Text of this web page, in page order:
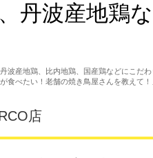
丹波産地鶏
波産地鶏、比内地鶏、国産鶏などにこ
食べたい！老舗の焼き鳥屋さんを教えて
店